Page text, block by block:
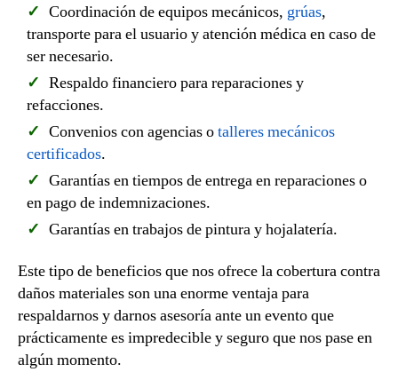
Coordinación de equipos mecánicos, grúas,
transporte para el usuario y atención médica en caso de
ser necesario.
Respaldo financiero para reparaciones y
refacciones.
Convenios con agencias otalleres mecánicos
certificados.
Garantías en tiempos de entrega en reparaciones o
en pago de indemnizaciones.
Garantías en trabajos de pintura y hojalatería.
Este tipo de beneficios que nos ofrece la cobertura contra
daños materiales son una enorme ventaja para
respaldarnos y darnos asesoría ante un evento que
prácticamente es impredecible y seguro que nos pase en
algún momento.